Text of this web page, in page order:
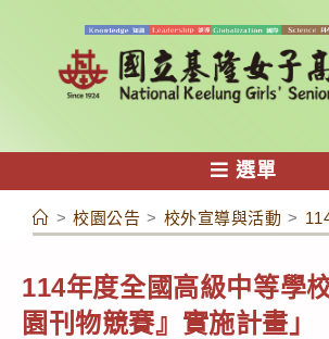
容
選單
> 校園公告 > 校外宣導與活動 >
114年度全國高級中等學
園刊物競賽』實施計畫」